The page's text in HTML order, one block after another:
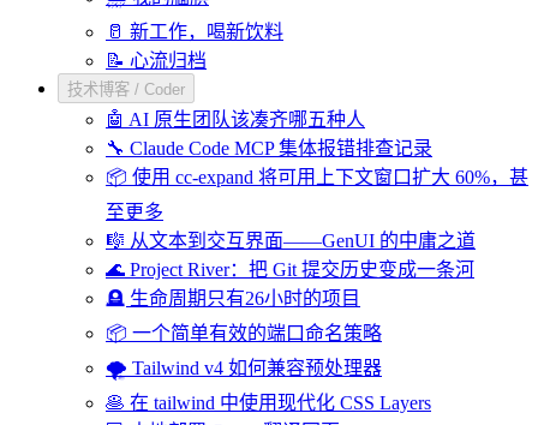
🥛 新工作，喝新饮料
📝 心流归档
技术博客 / Coder
🤖 AI 原生团队该凑齐哪五种人
🔧 Claude Code MCP 集体报错排查记录
📦 使用 cc-expand 将可用上下文窗口扩大 60%，甚
至更多
🎼 从文本到交互界面——GenUI 的中庸之道
🌊 Project River：把 Git 提交历史变成一条河
🪦 生命周期只有26小时的项目
📦 一个简单有效的端口命名策略
🌪️ Tailwind v4 如何兼容预处理器
🥞 在 tailwind 中使用现代化 CSS Layers